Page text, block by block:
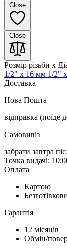
Close
Close
Розмір різьби x
1/2" x 16 мм 1/2"
Доставка
Нова Пошта
відправка (поїде
Самовивіз
забрати завтра
Точка видачі:
Оплата
Картою
Гарантія
12 місяців
Обмін/